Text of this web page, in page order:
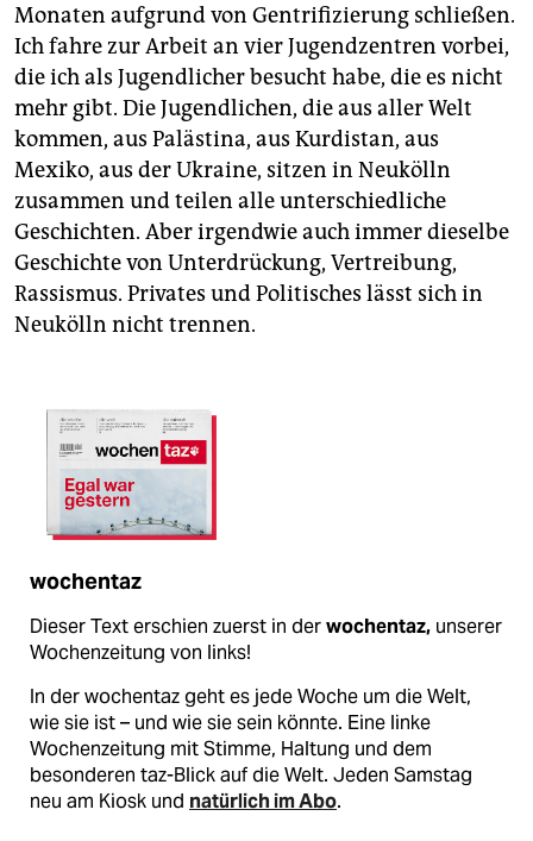
Monaten aufgrund von Gentrifizierung schließen.
Ich fahre zur Arbeit an vier Jugendzentren vorbei,
die ich als Jugendlicher besucht habe, die es nicht
mehr gibt. Die Jugendlichen, die aus aller Welt
kommen, aus Palästina, aus Kurdistan, aus
Mexiko, aus der Ukraine, sitzen in Neukölln
zusammen und teilen alle unterschiedliche
Geschichten. Aber irgendwie auch immer dieselbe
Geschichte von Unterdrückung, Vertreibung,
Rassismus. Privates und Politisches lässt sich in
Neukölln nicht trennen.
wochentaz
Dieser Text erschien zuerst in derwochentaz, unserer
Wochenzeitung von links!
In der wochentaz geht es jede Woche um die Welt,
wie sie ist – und wie sie sein könnte. Eine linke
Wochenzeitung mit Stimme, Haltung und dem
besonderen taz-Blick auf die Welt. Jeden Samstag
neu am Kiosk und natürlich im Abo.